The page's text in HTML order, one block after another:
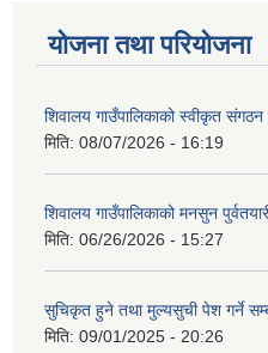
योजना तथा परियोजना
शिवालय गाउँपालिकाको स्वीकृत
मिति: 08/07/2026 - 16:19
शिवालय गाउँपालिकाको मनसुन
मिति: 06/26/2026 - 15:27
सुचिकृत हुने तथा मुल्यसुची पेश गर्ने
मिति: 09/01/2025 - 20:26